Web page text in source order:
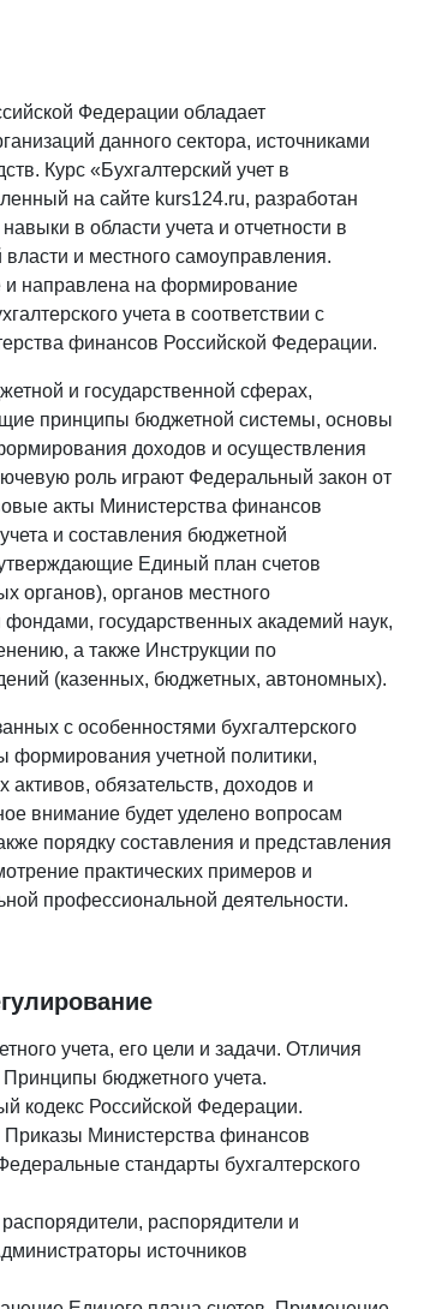
Федерации обладает
данного сектора, источниками
Курс «Бухгалтерский учет в
на сайте kurs124.ru, разработан
в области учета и отчетности в
и местного самоуправления.
и направлена на формирование
учета в соответствии с
финансов Российской Федерации.
и государственной сферах,
принципы бюджетной системы, основы
доходов и осуществления
роль играют Федеральный закон от
акты Министерства финансов
и составления бюджетной
Единый план счетов
органов), органов местного
государственных академий наук,
а также Инструкции по
(казенных, бюджетных, автономных).
с особенностями бухгалтерского
формирования учетной политики,
обязательств, доходов и
внимание будет уделено вопросам
порядку составления и представления
практических примеров и
профессиональной деятельности.
учета, его цели и задачи. Отличия
Принципы бюджетного учета.
кодекс Российской Федерации.
Министерства финансов
стандарты бухгалтерского
распорядители и
источников